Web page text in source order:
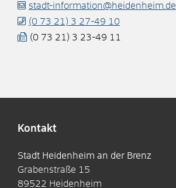
stadt-information@heidenheim.de
(0 73 21) 3 27-49 10
(0 73 21) 3 23-49 11
Kontakt
Stadt Heidenheim an der Brenz
Grabenstraße 15
89522 Heidenheim